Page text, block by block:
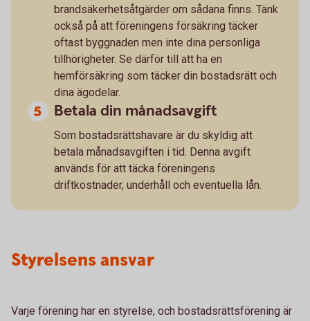
brandsäkerhetsåtgärder om sådana finns. Tänk
också på att föreningens försäkring täcker
oftast byggnaden men inte dina personliga
tillhörigheter. Se därför till att ha en
hemförsäkring som täcker din bostadsrätt och
dina ägodelar.
Betala din månadsavgift
Som bostadsrättshavare är du skyldig att
betala månadsavgiften i tid. Denna avgift
används för att täcka föreningens
driftkostnader, underhåll och eventuella lån.
Styrelsens ansvar
Varje förening har en styrelse, och bostadsrättsförening är